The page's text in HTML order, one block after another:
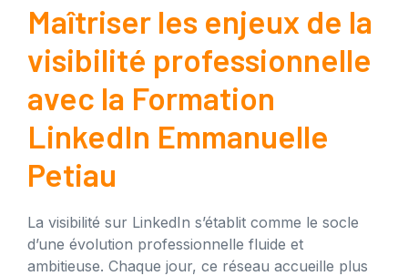
Maîtriser les enjeux de la
visibilité professionnelle
avec la Formation
LinkedIn Emmanuelle
Petiau
La visibilité sur LinkedIn s’établit comme le socle
d’une évolution professionnelle fluide et
ambitieuse. Chaque jour, ce réseau accueille plus